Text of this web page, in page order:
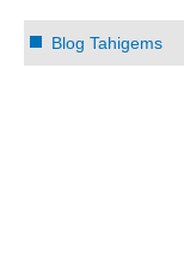
Blog Tahigems